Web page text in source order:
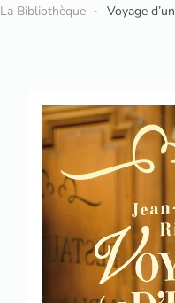
La Bibliothèque Voyage